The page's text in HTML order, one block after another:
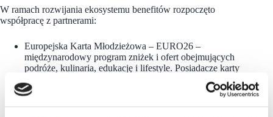
W ramach rozwijania ekosystemu benefitów rozpoczęto
współpracę z partnerami:
Europejska Karta Młodzieżowa – EURO26 –
międzynarodowy program zniżek i ofert obejmujących
podróże, kulinaria, edukację i lifestyle. Posiadacze karty
w wieku 5–30 lat otrzymują 50 zł zniżki na zakupy
w salonach stacjonarnych, sklepie online i aplikacji
ESOTIQ (przy minimalnej wartości koszyka 250 zł).